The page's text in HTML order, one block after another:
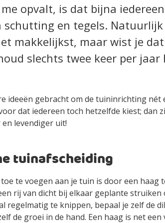
opvalt, is dat bijna
schutting en tegels.
makkelijkst, maar wist je
slechts twee keer per
ideeën gebracht om de tuininrichting nét
dat iedereen toch hetzelfde kiest; dan
levendiger uit!
tuinafscheiding
te voegen aan je tuin is door een haag
rij van dicht bij elkaar geplante struiken
regelmatig te knippen, bepaal je zelf de
de groei in de hand. Een haag is net een